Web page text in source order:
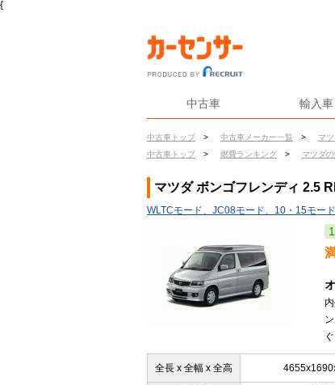
{
中古車 輸入車
中古車トップ > 中古車メーカー一覧 > マ
中古車トップ
> 燃費ランキング > マツダ
マツダ ボンゴフレンディ 2.5
WLTCモード、JC08モード、10・15モー
全長 x 全幅 x 全高